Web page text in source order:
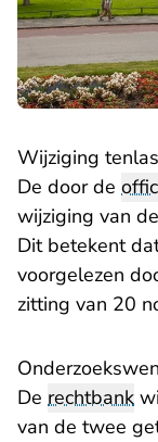
Wijziging
De door de
wijziging van
Dit betekent
voorgelezen
zitting van 20
De rechtbank
van de twee